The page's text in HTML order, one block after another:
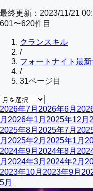
最終更新： 2023/11/21
601〜620件目
クランスキル
/
フォートナイト最新
/
31ページ目
2026年7月 2026年6月
月 2026年1月 2025年12月
2025年8月 2025年7月
月 2025年2月 2025年1月
2024年9月 2024年8月
月 2024年3月 2024年2月
2023年10月 2023年9月
5月